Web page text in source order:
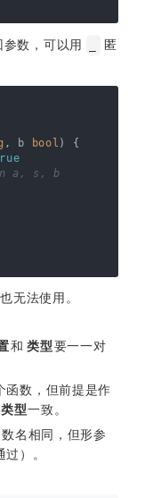
数，可以用
匿
, b bool ) {
a, s, b
无法使用。
和 类型要一一对
函数，但前提是作
型一致。
名相同，但形参
）。